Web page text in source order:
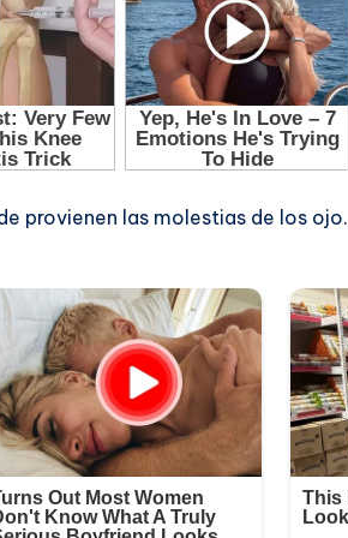
provienen las molestias de los ojo.